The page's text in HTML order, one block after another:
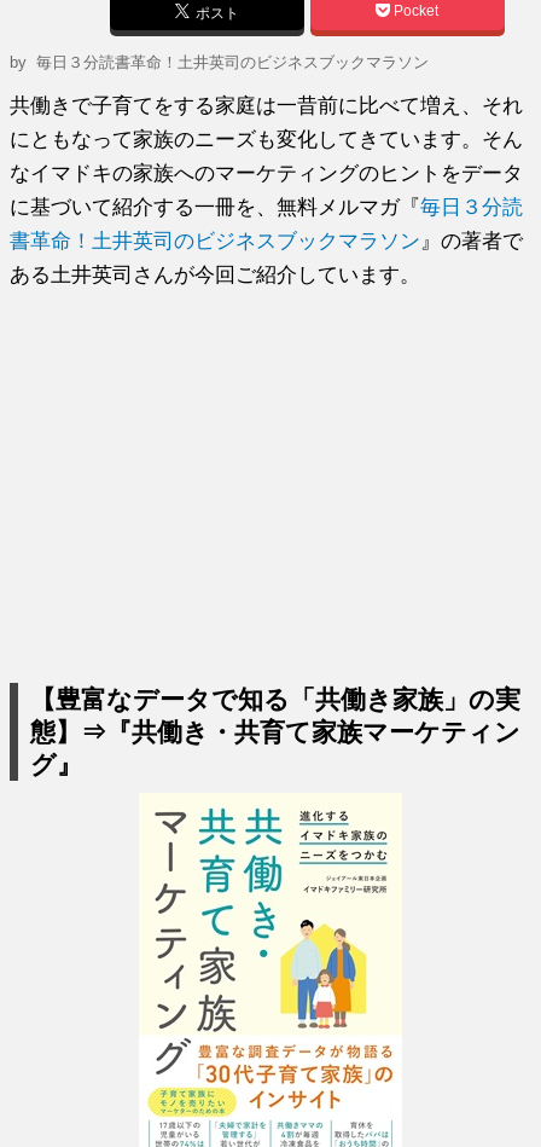
ポスト Pocket
by毎日３分読書革命！土井英司のビジネスブックマラソン
共働きで子育てをする家庭は一昔前に比べて増え、それ
にともなって家族のニーズも変化してきています。そん
なイマドキの家族へのマーケティングのヒントをデータ
に基づいて紹介する一冊を、無料メルマガ『毎日３分読
書革命！土井英司のビジネスブックマラソン 』の著者で
ある土井英司さんが今回ご紹介しています。
【豊富なデータで知る「共働き家族」の実
態】⇒『共働き・共育て家族マーケティン
グ』